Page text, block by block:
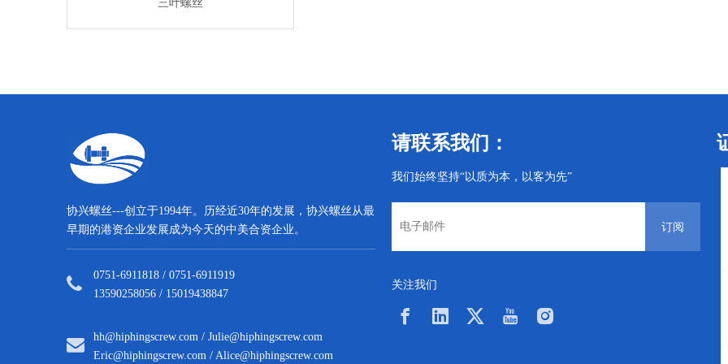
三叶螺丝
协兴螺丝---创立于1994年。历经近30年的发展，协兴螺丝从最
早期的港资企业发展成为今天的中美合资企业。
0751-6911818 / 0751-6911919
13590258056 / 15019438847
hh@hiphingscrew.com /Julie@hiphingscrew.com
Eric@hiphingscrew.com /Alice@hiphingscrew.com
请联系我们：
我们始终坚持“以质为本，以客为先”
订阅
关注我们